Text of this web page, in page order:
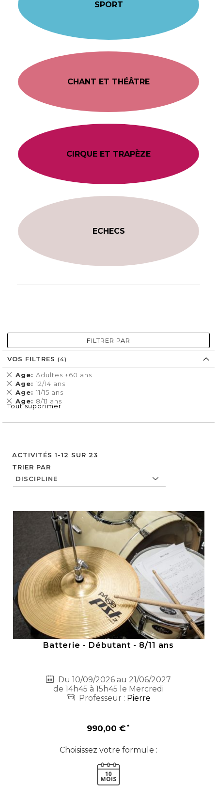
SPORT
CHANT ET THÉÂTRE
CIRQUE ET TRAPÈZE
ECHECS
ACTIVITÉS 1-12 SUR 23
TRIER PAR
Batterie - Débutant - 8/11 ans
Du 10/09/2026 au 21/06/2027
de 14h45 à 15h45 le Mercredi
Professeur : Pierre
990,00 €
Choisissez votre formule :
FILTRER PAR
VOS FILTRES
Age Adultes +60 ans
Supprimer
cet
Élément
Age 12/14 ans
Supprimer
cet
Élément
Age 11/15 ans
Supprimer
cet
Élément
Age 8/11 ans
Supprimer
cet
Tout supprimer